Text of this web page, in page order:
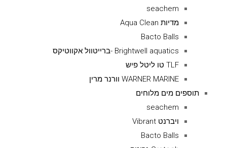
seachem
מדיות Aqua Clean
Bacto Balls
Brightwell aquatics -ברייטוול אקווטיקס
TLF טו ליטל פיש
WARNER MARINE וורנר מרין
תוספים מים מלוחים
seachem
ויברנט Vibrant
Bacto Balls